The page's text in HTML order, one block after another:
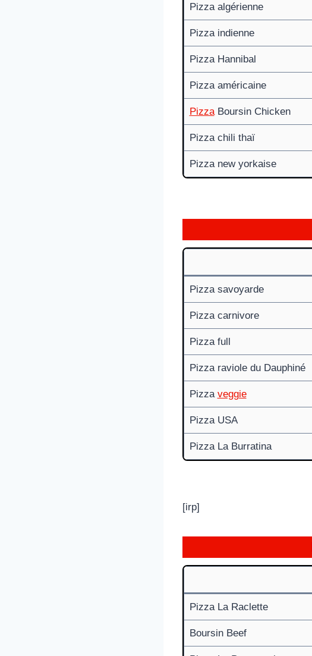
Pizza algérienne
Pizza indienne
Pizza Hannibal
Pizza américaine
PizzaBoursin Chicken
Pizza chili thaï
Pizza new yorkaise
Pizza savoyarde
Pizza carnivore
Pizza full
Pizza raviole du Dauphiné
Pizza veggie
Pizza USA
Pizza La Burratina
[irp]
Pizza La Raclette
Boursin Beef